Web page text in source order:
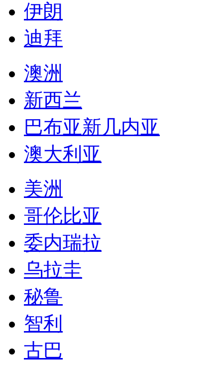
伊朗
迪拜
澳洲
新西兰
巴布亚新几内亚
澳大利亚
美洲
哥伦比亚
委内瑞拉
乌拉圭
秘鲁
智利
古巴